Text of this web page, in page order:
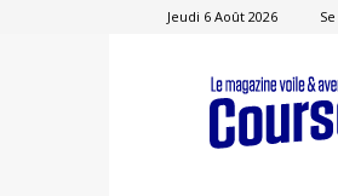
Jeudi 6 Août 2026